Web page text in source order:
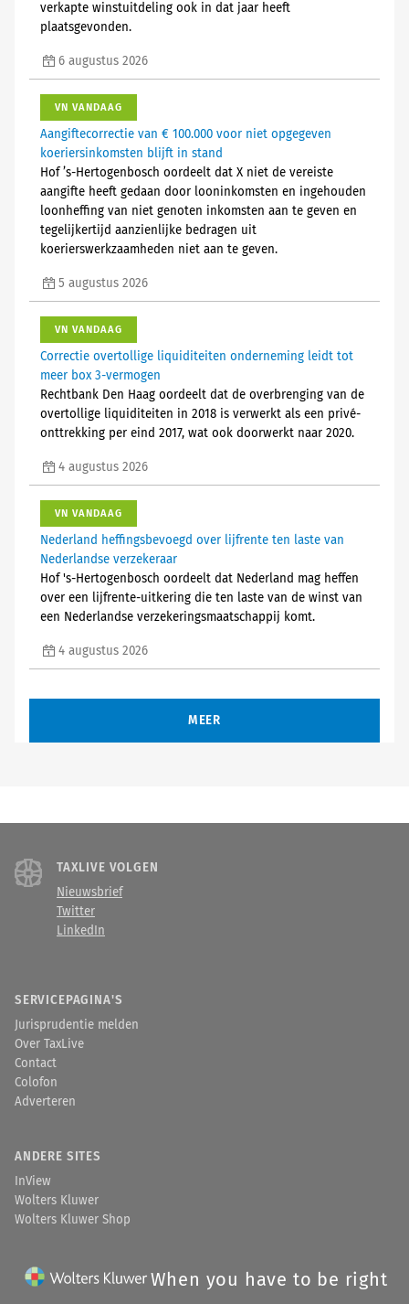
verkapte winstuitdeling ook in dat jaar heeft
plaatsgevonden.
6 augustus 2026
VN VANDAAG
Aangiftecorrectie van € 100.000 voor niet opgegeven
koeriersinkomsten blijft in stand
Hof ’s-Hertogenbosch oordeelt dat X niet de vereiste
aangifte heeft gedaan door looninkomsten en ingehouden
loonheffing van niet genoten inkomsten aan te geven en
tegelijkertijd aanzienlijke bedragen uit
koerierswerkzaamheden niet aan te geven.
5 augustus 2026
VN VANDAAG
Correctie overtollige liquiditeiten onderneming leidt tot
meer box 3-vermogen
Rechtbank Den Haag oordeelt dat de overbrenging van de
overtollige liquiditeiten in 2018 is verwerkt als een privé-
onttrekking per eind 2017, wat ook doorwerkt naar 2020.
4 augustus 2026
VN VANDAAG
Nederland heffingsbevoegd over lijfrente ten laste van
Nederlandse verzekeraar
Hof 's-Hertogenbosch oordeelt dat Nederland mag heffen
over een lijfrente-uitkering die ten laste van de winst van
een Nederlandse verzekeringsmaatschappij komt.
4 augustus 2026
MEER
TAXLIVE VOLGEN
Nieuwsbrief
Twitter
LinkedIn
SERVICEPAGINA'S
Jurisprudentie melden
Over TaxLive
Contact
Colofon
Adverteren
ANDERE SITES
InView
Wolters Kluwer
Wolters Kluwer Shop
When you have to be right